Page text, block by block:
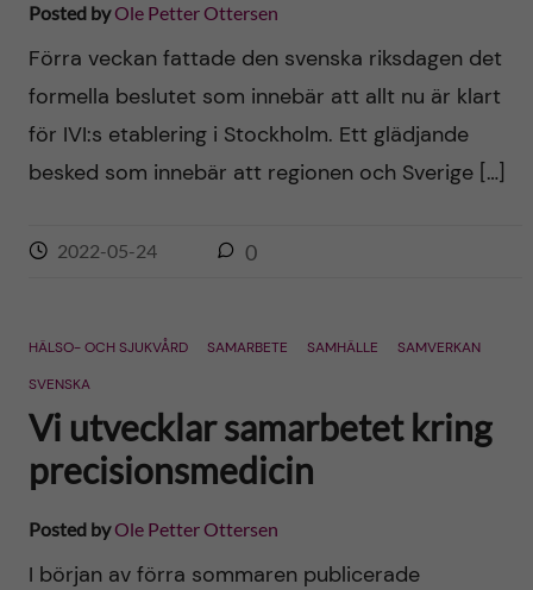
Posted byOle Petter Ottersen
Förra veckan fattade den svenska riksdagen det
formella beslutet som innebär att allt nu är klart
för IVI:s etablering i Stockholm. Ett glädjande
besked som innebär att regionen och Sverige […]
2022-05-24 0
HÄLSO- OCH SJUKVÅRD SAMARBETE SAMHÄLLE
SAMVERKAN
SVENSKA
Vi utvecklar samarbetet kring
precisionsmedicin
Posted byOle Petter Ottersen
I början av förra sommaren publicerade